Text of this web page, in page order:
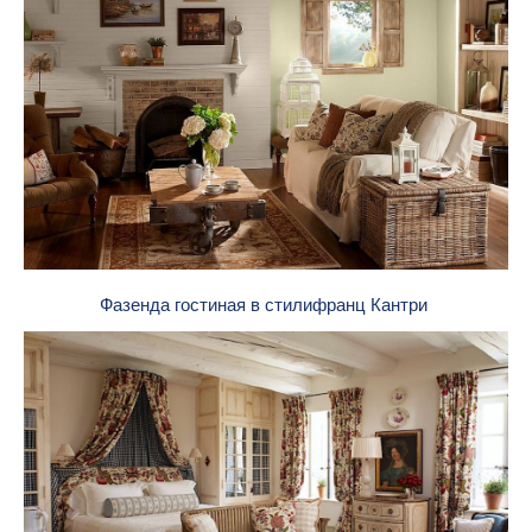
Фазенда гостиная в стилифранц Кантри